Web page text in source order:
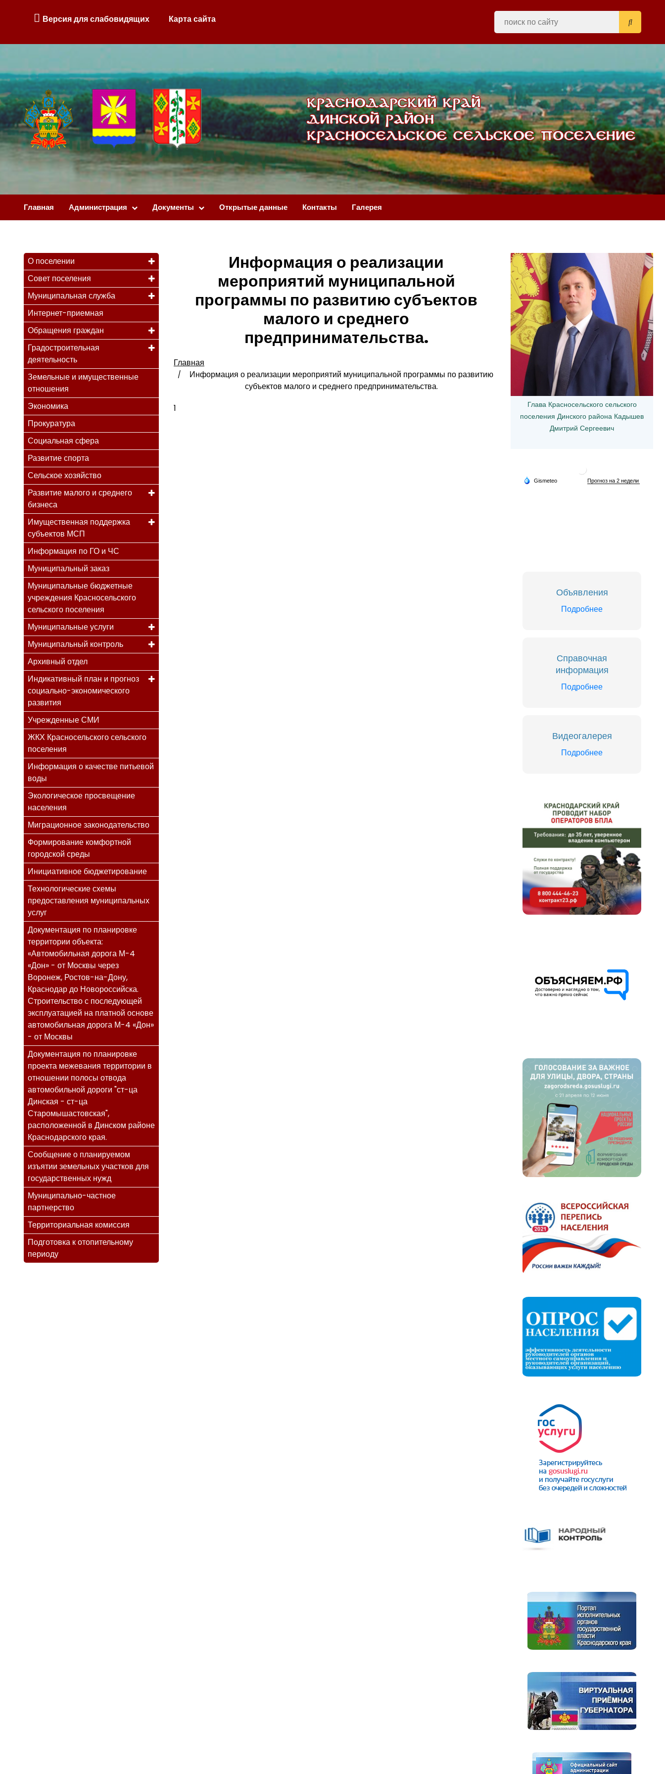
Версия для слабовидящих Карта сайта
Главная Администрация Документы Открытые данные Контакты Галерея
О поселении
Совет поселения
Муниципальная служба
Интернет-приемная
Обращения граждан
Градостроительная
деятельность
Земельные и имущественные
отношения
Экономика
Прокуратура
Социальная сфера
Развитие спорта
Сельское хозяйство
Развитие малого и среднего
бизнеса
Имущественная поддержка
субъектов МСП
Информация по ГО и ЧС
Муниципальный заказ
Муниципальные бюджетные
учреждения Красносельского
сельского поселения
Муниципальные услуги
Муниципальный контроль
Архивный отдел
Индикативный план и прогноз
социально-экономического
развития
Учрежденные СМИ
ЖКХ Красносельского сельского
поселения
Информация о качестве питьевой
воды
Экологическое просвещение
населения
Миграционное законодательство
Формирование комфортной
городской среды
Инициативное бюджетирование
Технологические схемы
предоставления муниципальных
услуг
Документация по планировке
территории объекта:
«Автомобильная дорога М-4
«Дон» - от Москвы через
Воронеж, Ростов-на-Дону,
Краснодар до Новороссийска.
Строительство с последующей
эксплуатацией на платной основе
автомобильная дорога М-4 «Дон»
- от Москвы
Документация по планировке
проекта межевания территории в
отношении полосы отвода
автомобильной дороги "ст-ца
Динская - ст-ца
Старомышастовская",
расположенной в Динском районе
Краснодарского края.
Сообщение о планируемом
изъятии земельных участков для
государственных нужд
Муниципально-частное
партнерство
Территориальная комиссия
Подготовка к отопительному
периоду
Информация о реализации
мероприятий муниципальной
программы по развитию субъектов
малого и среднего
предпринимательства.
Главная
Информация о реализации мероприятий муниципальной программы по развитию
субъектов малого и среднего предпринимательства.
1
Глава Красносельского сельского
поселения Динского района Кадышев
Дмитрий Сергеевич
Объявления
Подробнее
Справочная
информация
Подробнее
Видеогалерея
Подробнее